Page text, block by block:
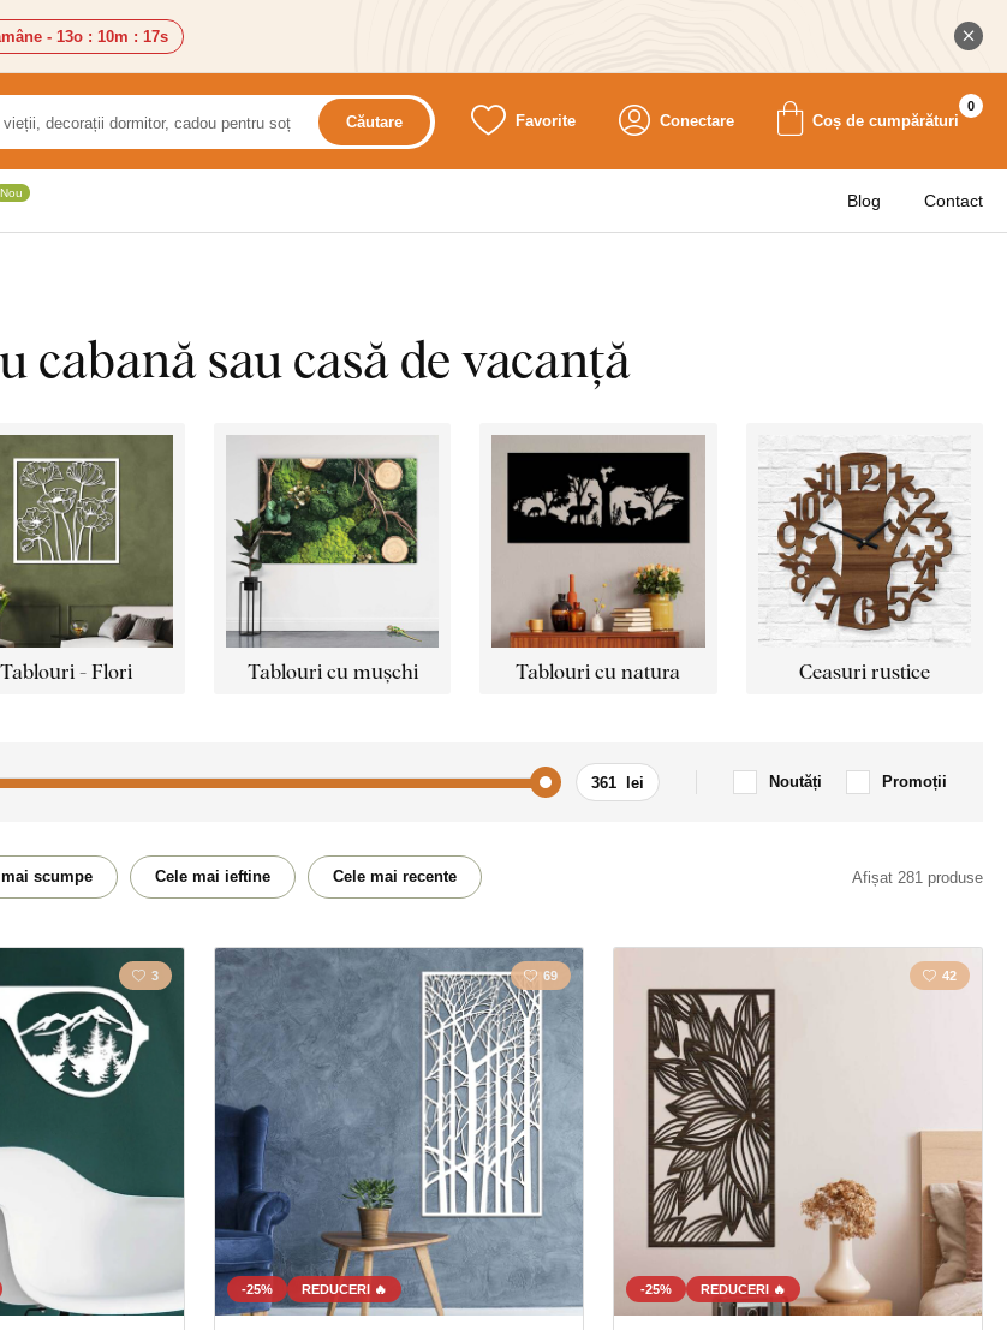
- 13o : 10m : 15s
Căutare Favorite Conectare Coș de cumpărături
0
Nou Blog Contact
sau casă de vacanță
Tablouri - Flori Tablouri cu mușchi Tablouri cu natura Ceasuri rustice
Noutăți Promoții
Călătorie Acasă
Oameni Mandala Orașul
Natură Poligonal Copac
Față Natură moartă
Insecte Educație
scumpe Cele mai ieftine Cele mai recente Afișat 281 produse
3
-25% REDUCERI 🔥
69
-25% REDUCERI 🔥
42